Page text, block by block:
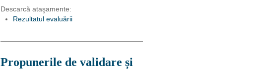
Descarcă ataşamente:
Rezultatul evaluării
Propunerile de validare și